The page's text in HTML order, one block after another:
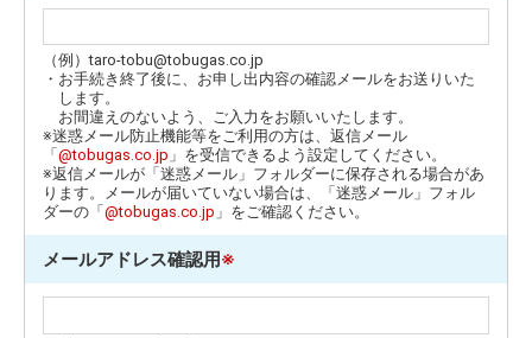
（例）taro-tobu@tobugas.co.jp
・お手続き終了後に、お申し出内容の確認メールをお送りいた
します。
お間違えのないよう、ご入力をお願いいたします。
※迷惑メール防止機能等をご利用の方は、返信メール
「 @tobugas.co.jp 」を受信できるよう設定してください。
※返信メールが「迷惑メール」フォルダーに保存される場合があ
ります。メールが届いていない場合は、「迷惑メール」フォル
ダーの「 @tobugas.co.jp 」をご確認ください。
メールアドレス確認用※